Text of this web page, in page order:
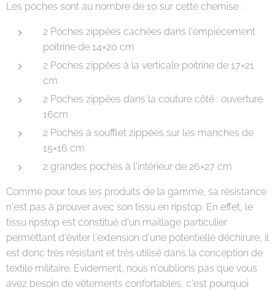
Les poches sont au nombre de 10 sur cette chemise :
2 Poches zippées cachées dans l'empiècement
poitrine de 14×20 cm
2 Poches zippées à la verticale poitrine de 17×21
cm
2 Poches zippées dans la couture côté : ouverture
16cm
2 Poches à soufflet zippées sur les manches de
15×16 cm
2 grandes poches à l'intérieur de 26×27 cm
Comme pour tous les produits de la gamme, sa résistance
n'est pas à prouver avec son tissu en ripstop. En effet, le
tissu ripstop est constitué d'un maillage particulier
permettant d'éviter l'extension d'une potentielle déchirure, il
est donc très résistant et très utilisé dans la conception de
textile militaire. Evidement, nous n'oublions pas que vous
avez besoin de vêtements confortables, c'est pourquoi